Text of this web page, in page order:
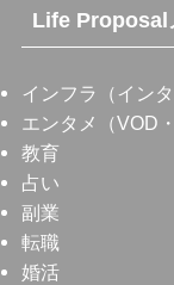
Life Proposal
インフラ（イン
エンタメ（VOD
教育
占い
副業
転職
婚活